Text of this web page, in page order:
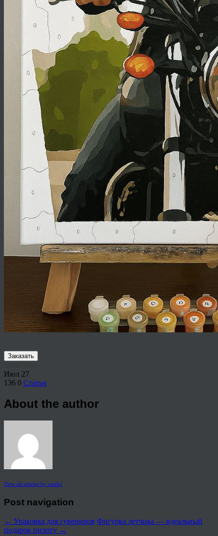
Заказать
Июл 27
136 0 Статьи
About the author
View all articles by rauffri
Post navigation
← Упаковка для сувениров Фигурка летчика — идеальный
подарок пилоту →